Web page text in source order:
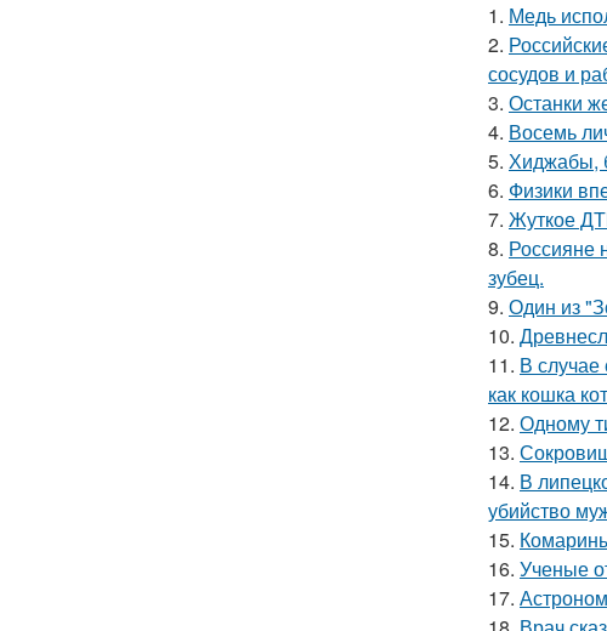
1. Медь
2.
сосудов и
3. Останки
4. Восемь
5. Хиджабы,
6. Физики
7. Жуткое
8. Россияне
зубец.
9. Один из
10.
11. В случае
как кошка
12. Одному
13.
14. В
убийство
15.
16. Ученые
17.